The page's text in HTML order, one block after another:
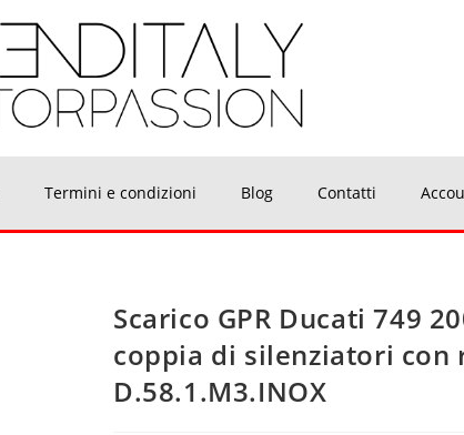
Termini e condizioni Blog Contatti
Scarico GPR Ducati 749
coppia di silenziatori con
D.58.1.M3.INOX